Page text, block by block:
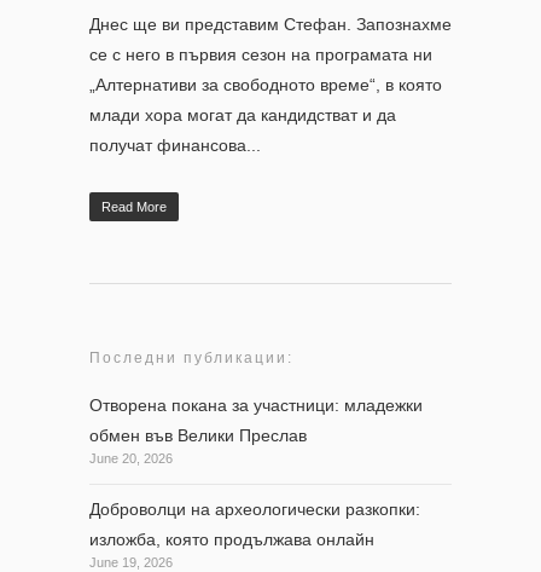
Днес ще ви представим Стефан. Запознахме
се с него в първия сезон на програмата ни
„Алтернативи за свободното време“, в която
млади хора могат да кандидстват и да
получат финансова...
Read More
Последни публикации:
Отворена покана за участници: младежки
обмен във Велики Преслав
June 20, 2026
Доброволци на археологически разкопки:
изложба, която продължава онлайн
June 19, 2026